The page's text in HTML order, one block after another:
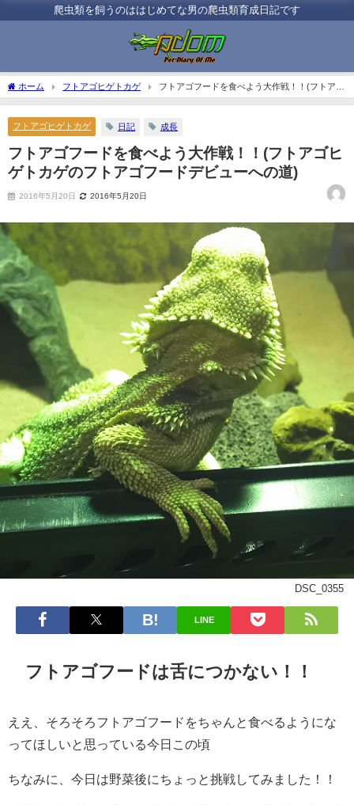
爬虫類を飼うのははじめてな男の爬虫類育成日記です
ホーム フトアゴヒゲトカゲ
フトアゴフードを食べよう大作戦！！(フトアゴ
ヒゲトカゲのフトアゴフードデビューへの道)
フトアゴヒゲトカゲ 日記 成長
フトアゴフードを食べよう大作戦！！(フトアゴヒ
ゲトカゲのフトアゴフードデビューへの道)
2016年5月20日 2016年5月20日
DSC_0355
LINE
フトアゴフードは舌につかない！！
ええ、そろそろフトアゴフードをちゃんと食べるようにな
ってほしいと思っている今日この頃
ちなみに、今日は野菜後にちょっと挑戦してみました！！